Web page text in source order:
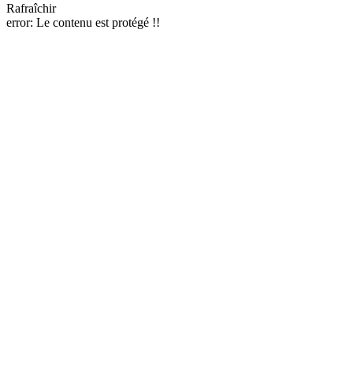
Rafraîchir
error: Le contenu est protégé !!